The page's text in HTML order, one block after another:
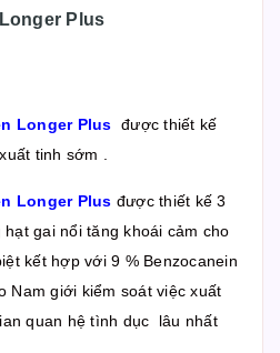
Plus
Longer Plus được thiết kế
tinh sớm .
Longer Plus được thiết kế 3
gai nổi tăng khoái cảm cho
kết hợp với 9 % Benzocanein
Nam giới kiểm soát việc xuất
quan hệ tình dục lâu nhất